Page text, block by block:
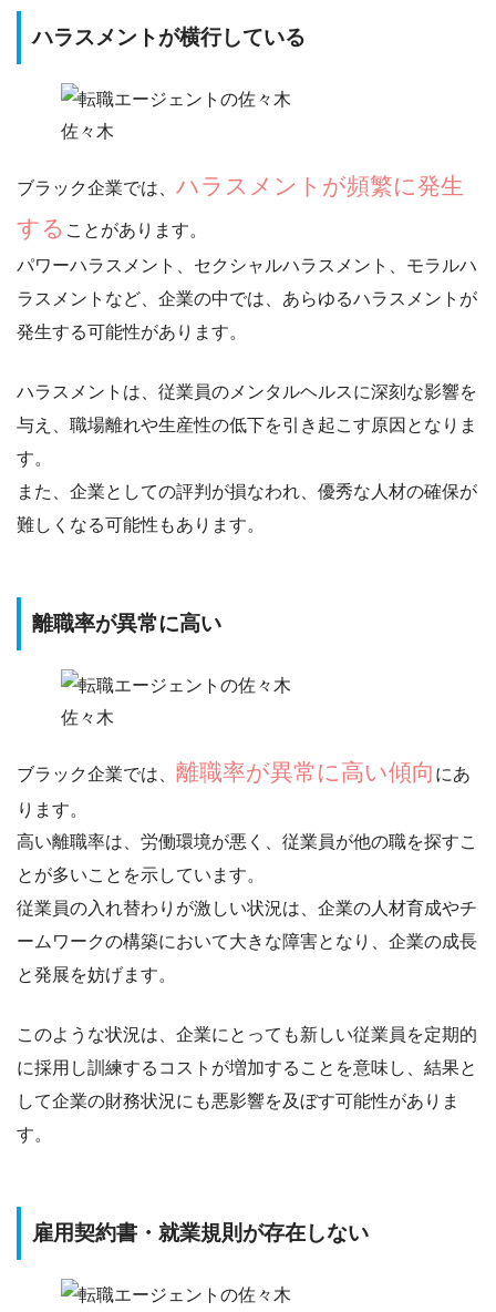
ハラスメントが横行している
佐々木
ブラック企業では、 ハラスメントが頻繁に発生
する ことがあります。
パワーハラスメント、セクシャルハラスメント、モラルハ
ラスメントなど、 企業の中では、あらゆるハラスメントが
発生する可能性があります。
ハラスメントは、 従業員のメンタルヘルスに深刻な影響を
与え、職場離れや生産性の低下を引き起こす原因となりま
す。
また、企業としての評判が損なわれ、優秀な人材の確保が
難しくなる可能性もあります。
離職率が異常に高い
佐々木
ブラック企業では、 離職率が異常に高い傾向 にあ
ります。
高い離職率は、 労働環境が悪く、従業員が他の職を探すこ
とが多いことを示しています。
従業員の入れ替わりが激しい状況は、企業の人材育成やチ
ームワークの構築において大きな障害となり、企業の成長
と発展を妨げます。
このような状況は、企業にとっても新しい従業員を定期的
に採用し訓練するコストが増加する ことを意味し、結果と
して企業の財務状況にも悪影響を及ぼす可能性がありま
す。
雇用契約書・就業規則が存在しない